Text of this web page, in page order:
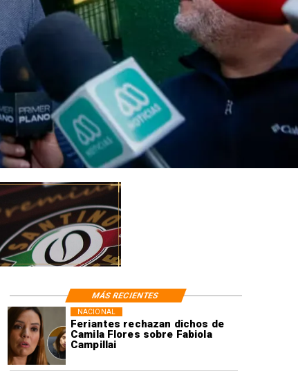
Feriantes rechazan dichos de
Camila Flores sobre Fabiola
Campillai
NACIONAL
MÁS RECIENTES